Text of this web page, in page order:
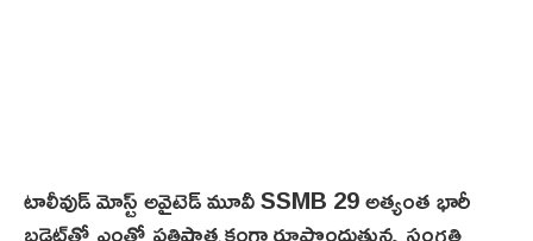
టాలీవుడ్ మోస్ట్ అవైటెడ్ మూవీ SSMB 29 అత్యంత భారీ